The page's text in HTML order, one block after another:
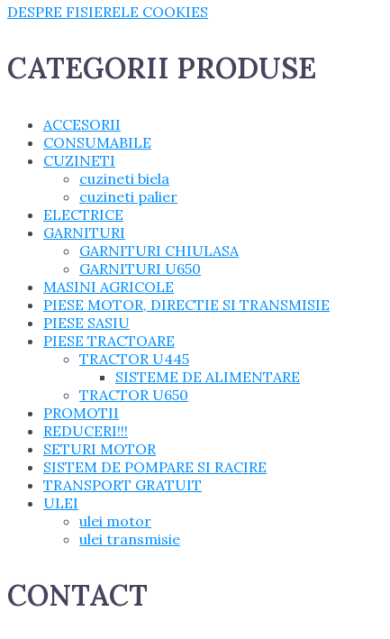
DESPRE FISIERELE COOKIES
CATEGORII PRODUSE
ACCESORII
CONSUMABILE
CUZINETI
cuzineti biela
cuzineti palier
ELECTRICE
GARNITURI
GARNITURI CHIULASA
GARNITURI U650
MASINI AGRICOLE
PIESE MOTOR, DIRECTIE SI TRANSMISIE
PIESE SASIU
PIESE TRACTOARE
TRACTOR U445
SISTEME DE ALIMENTARE
TRACTOR U650
PROMOTII
REDUCERI!!!
SETURI MOTOR
SISTEM DE POMPARE SI RACIRE
TRANSPORT GRATUIT
ULEI
ulei motor
ulei transmisie
CONTACT